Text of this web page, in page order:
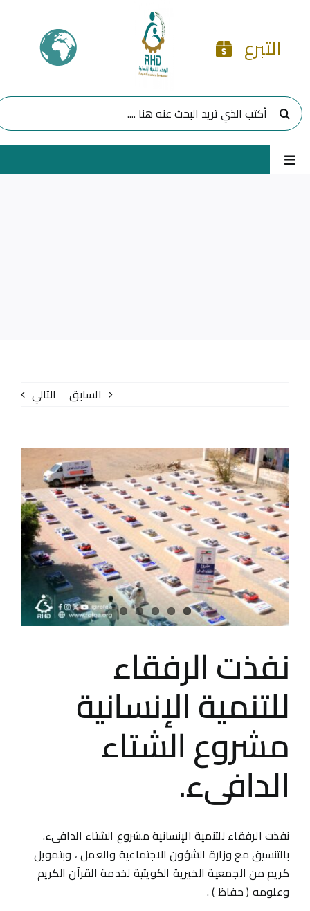
content
البحث
عن:
التبرع
Toggle
عنا
السابق التالي
مشاهدة
صورة
أكبر
نفذت الرفقاء
للتنمية الإنسانية
مشروع الشتاء
الدافىء.
نفذت الرفقاء للتنمية الإنسانية مشروع الشتاء الدافىء.
بالتنسيق مع وزارة الشؤون الاجتماعية والعمل ، وبتمويل
كريم من الجمعية الخيرية الكويتية لخدمة القرآن الكريم
وعلومه ( حفاظ ) .